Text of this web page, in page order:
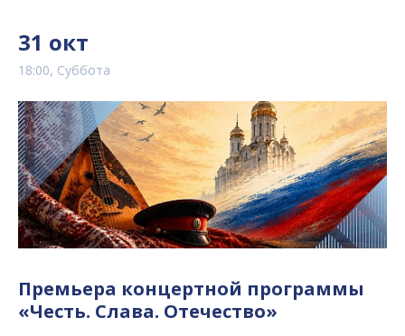
31 окт
18:00, Суббота
Премьера концертной программы
«Честь. Слава. Отечество»